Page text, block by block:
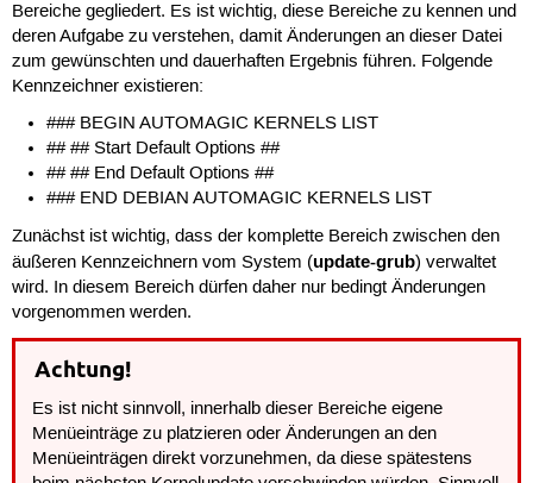
Bereiche gegliedert. Es ist wichtig, diese Bereiche zu kennen und
deren Aufgabe zu verstehen, damit Änderungen an dieser Datei
zum gewünschten und dauerhaften Ergebnis führen. Folgende
Kennzeichner existieren:
### BEGIN AUTOMAGIC KERNELS LIST
## ## Start Default Options ##
## ## End Default Options ##
### END DEBIAN AUTOMAGIC KERNELS LIST
Zunächst ist wichtig, dass der komplette Bereich zwischen den
äußeren Kennzeichnern vom System (update-grub) verwaltet
wird. In diesem Bereich dürfen daher nur bedingt Änderungen
vorgenommen werden.
Achtung!
Es ist nicht sinnvoll, innerhalb dieser Bereiche eigene
Menüeinträge zu platzieren oder Änderungen an den
Menüeinträgen direkt vorzunehmen, da diese spätestens